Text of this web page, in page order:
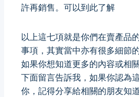
許再銷售。 可以到此了解
以上這七項就是你們在賣產品
事項，其實當中亦有很多細節
如果你想知道更多的內容或相
下面留言告訴我，如果你認為
你，記得分享給相關的朋友知